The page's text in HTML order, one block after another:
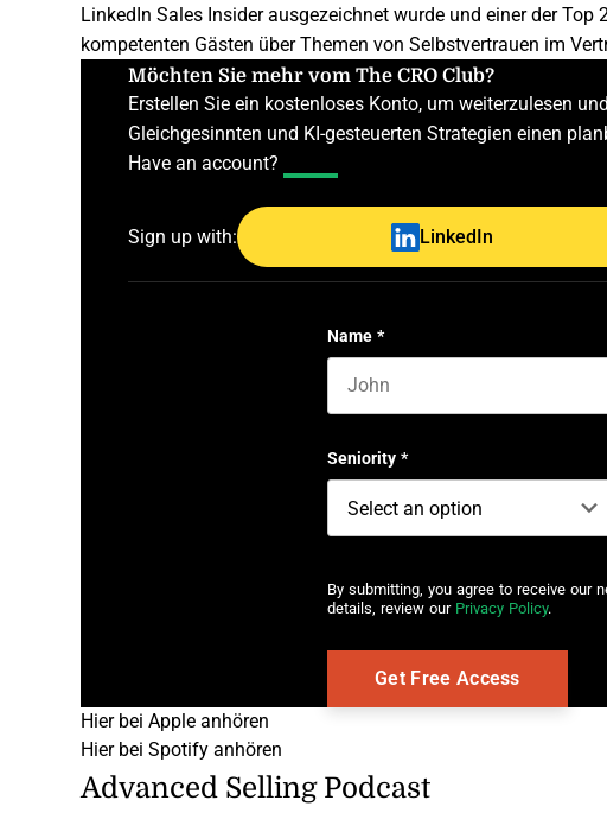
LinkedIn Sales Insider ausgezeichnet wurde und einer der
kompetenten Gästen über Themen von Selbstvertrauen im
Möchten Sie mehr vom The CRO Club?
Erstellen Sie ein kostenloses Konto, um weiterzulesen
Gleichgesinnten und KI-gesteuerten Strategien einen
Have an account?
Sign up with: LinkedIn
Name *
Seniority *
By submitting, you agree to receive our
details, review our Privacy Policy.
Hier bei Apple anhören
Hier bei Spotify anhören
Advanced Selling Podcast